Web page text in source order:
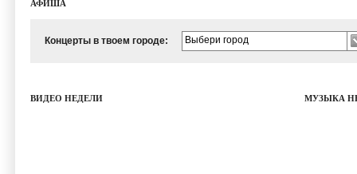
АФИША
Концерты в твоем городе: Выбери город
ВИДЕО НЕДЕЛИ МУЗЫКА